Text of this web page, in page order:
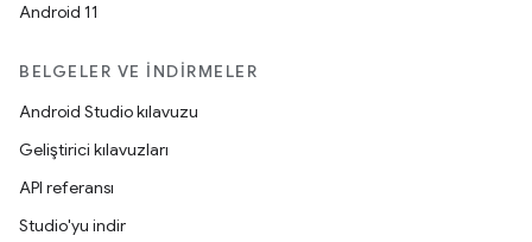
Android 11
BELGELER VE İNDIRMELER
Android Studio kılavuzu
Geliştirici kılavuzları
API referansı
Studio'yu indir